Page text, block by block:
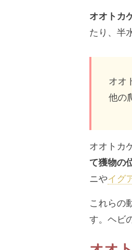
オオトカ
たり、半
オオ
他の
オオトカ
て獲物の
ニやイグ
これらの
す。ヘビ